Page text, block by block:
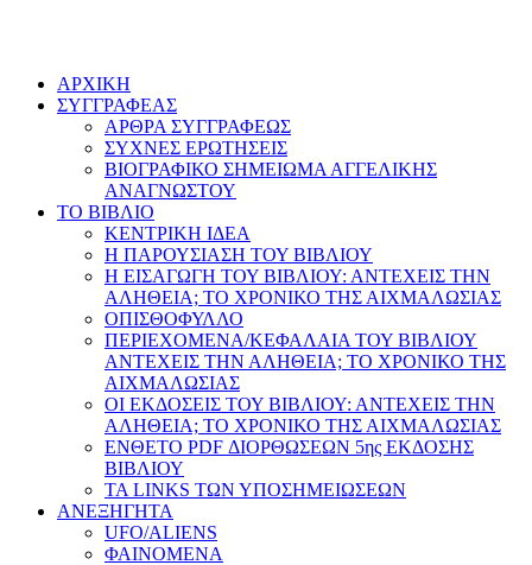
AΡΧΙΚΗ
ΣΥΓΓΡΑΦΕΑΣ
ΑΡΘΡΑ ΣΥΓΓΡΑΦΕΩΣ
ΣΥΧΝΕΣ ΕΡΩΤΗΣΕΙΣ
ΒΙΟΓΡΑΦΙΚΟ ΣΗΜΕΙΩΜΑ ΑΓΓΕΛΙΚΗΣ
ΑΝΑΓΝΩΣΤΟΥ
ΤΟ ΒΙΒΛΙΟ
ΚΕΝΤΡΙΚΗ ΙΔΕΑ
Η ΠΑΡΟΥΣΙΑΣΗ ΤΟΥ ΒΙΒΛΙΟΥ
Η ΕΙΣΑΓΩΓΗ ΤΟΥ ΒΙΒΛΙΟΥ: ΑΝΤΕΧΕΙΣ ΤΗΝ
ΑΛΗΘΕΙΑ; ΤΟ ΧΡΟΝΙΚΟ ΤΗΣ ΑΙΧΜΑΛΩΣΙΑΣ
ΟΠΙΣΘΟΦΥΛΛΟ
ΠΕΡΙΕΧΟΜΕΝΑ/ΚΕΦΑΛΑΙΑ ΤΟΥ ΒΙΒΛΙΟΥ
ΑΝΤΕΧΕΙΣ ΤΗΝ ΑΛΗΘΕΙΑ; ΤΟ ΧΡΟΝΙΚΟ ΤΗΣ
ΑΙΧΜΑΛΩΣΙΑΣ
ΟΙ ΕΚΔΟΣΕΙΣ ΤΟΥ ΒΙΒΛΙΟΥ: ΑΝΤΕΧΕΙΣ ΤΗΝ
ΑΛΗΘΕΙΑ; ΤΟ ΧΡΟΝΙΚΟ ΤΗΣ ΑΙΧΜΑΛΩΣΙΑΣ
ΕΝΘΕΤΟ PDF ΔΙΟΡΘΩΣΕΩΝ 5ης ΕΚΔΟΣΗΣ
ΒΙΒΛΙΟΥ
ΤΑ LINKS ΤΩΝ ΥΠΟΣΗΜΕΙΩΣΕΩΝ
ΑΝΕΞΗΓΗΤΑ
UFO/ALIENS
ΦΑΙΝΟΜΕΝΑ